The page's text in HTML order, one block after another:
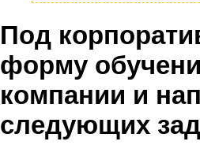
Под
форму
компании и
следующих